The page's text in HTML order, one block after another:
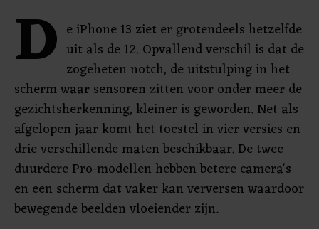
D e iPhone 13 ziet er grotendeels hetzelfde
uit als de 12. Opvallend verschil is dat de
zogeheten notch, de uitstulping in het
scherm waar sensoren zitten voor onder meer de
gezichtsherkenning, kleiner is geworden. Net als
afgelopen jaar komt het toestel in vier versies en
drie verschillende maten beschikbaar. De twee
duurdere Pro-modellen hebben betere camera's
en een scherm dat vaker kan verversen waardoor
bewegende beelden vloeiender zijn.